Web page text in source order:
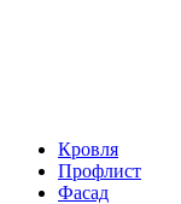
Кровля
Профлист
Фасад